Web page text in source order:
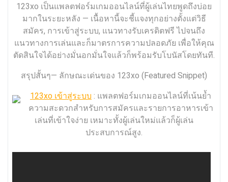
123xo เป็นแพลตฟอร์มเกมออนไลน์ที่ผู้เล่นไทยพูดถึงบ่อย
มากในระยะหลัง — เนื้อหานี้จะชี้แจงทุกอย่างตั้งแต่วิธี
สมัคร, การเข้าสู่ระบบ, แนวทางรับเครดิตฟรี ไปจนถึง
แนวทางการเล่นและก็มาตรการความปลอดภัย เพื่อให้คุณ
ตัดสินใจได้อย่างมั่นอกมั่นใจแล้วก็พร้อมรับโบนัสโดยทันที.
สรุปสั้นๆ— ลักษณะเด่นของ 123xo (Featured Snippet)
123xo เข้าสู่ระบบ : แพลตฟอร์มเกมออนไลน์ที่เน้นย้ำ
ความสะดวกสำหรับการสมัครและรายการอาหารเข้า
เล่นที่เข้าใจง่าย เหมาะทั้งผู้เล่นใหม่แล้วก็ผู้เล่น
ประสบการณ์สูง.